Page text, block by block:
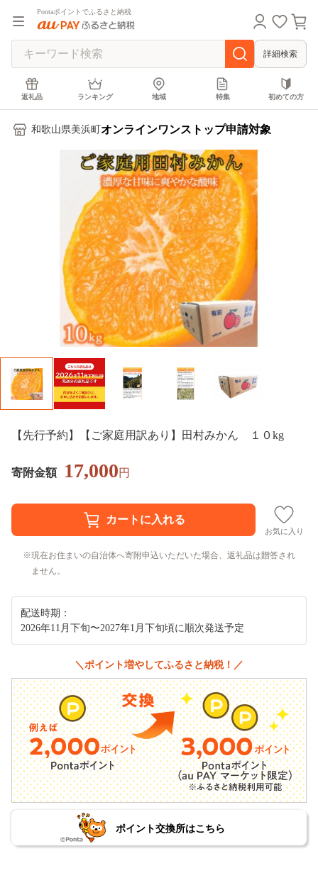
Pontaポイントでふるさと納税
詳細検索
返礼品 ランキング 地域 特集 初めての方
和歌山県美浜町 オンラインワンストップ申請対象
【先行予約】【ご家庭用訳あり】田村みかん １０kg
寄附金額 17,000円
お気に入り
現在お住まいの自治体へ寄附申込いただいた場合、返礼品は贈答され
ません。
配送時期：
2026年11月下旬〜2027年1月下旬頃に順次発送予定
＼ポイント増やしてふるさと納税！／
ポイント交換所はこちら